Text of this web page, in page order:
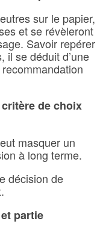
sur le papier,
et se révèleront
Savoir repérer
il se déduit d’une
critère de choix
masquer un
à long terme.
décision de
partie